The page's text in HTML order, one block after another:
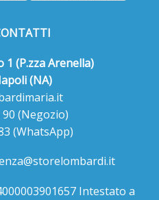
1 (P.zza Arenella)
(NA)
(Negozio)
(WhatsApp)
Intestato a